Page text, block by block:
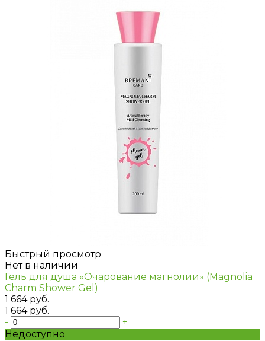
Быстрый просмотр
Нет в наличии
Гель для душа «Очарование магнолии» (Magnolia
Charm Shower Gel)
1 664 руб.
1 664 руб.
-
+
Недоступно